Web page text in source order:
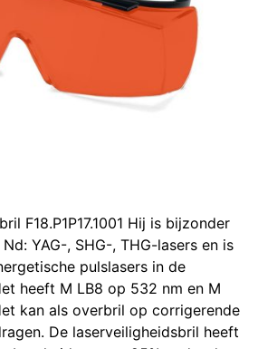
F18.P1P17.1001 Hij is bijzonder
YAG-, SHG-, THG-lasers en is
pulslasers in de
heeft M LB8 op 532 nm en M
kan als overbril op corrigerende
De laserveiligheidsbril heeft